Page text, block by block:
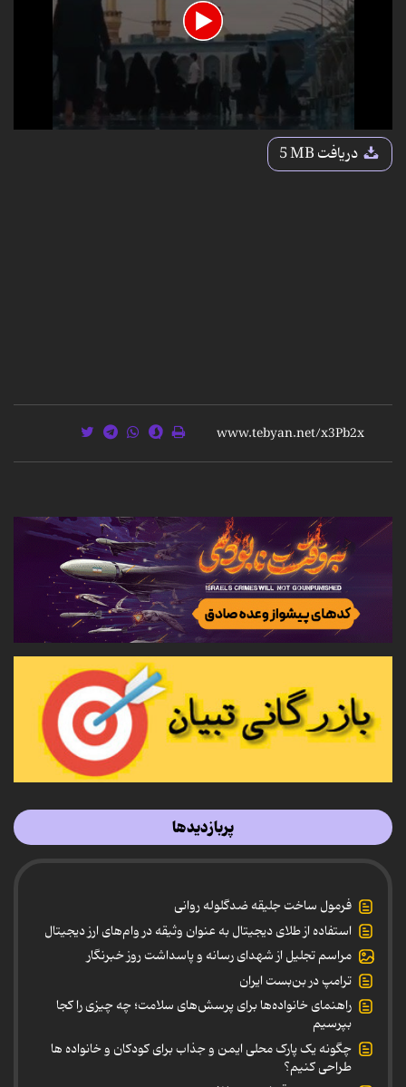
0
دریافت5 MB
پربازدیدها
فرمول ساخت جلیقه ضدگلوله روانی
استفاده از طلای دیجیتال به عنوان وثیقه در وام‌های ارز دیجیتال
مراسم تجلیل از شهدای رسانه و پاسداشت روز خبرنگار
ترامپ در بن‌بست ایران
راهنمای خانواده‌ها برای پرسش‌های سلامت؛ چه چیزی را کجا
بپرسیم
چگونه یک پارک محلی ایمن و جذاب برای کودکان و خانواده ها
طراحی کنیم؟